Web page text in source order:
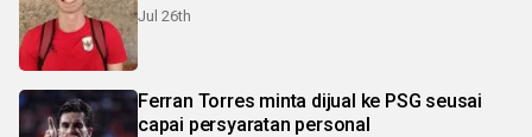
Jul 26th
Ferran Torres minta dijual ke PSG seusai
capai persyaratan personal